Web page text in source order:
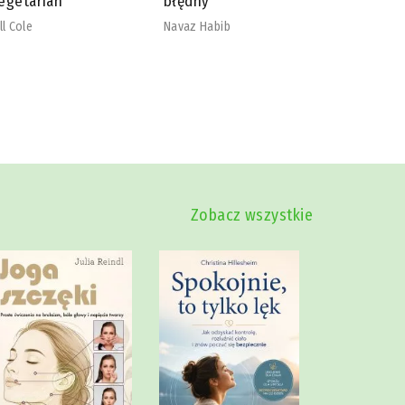
Habib
Zobacz wszystkie